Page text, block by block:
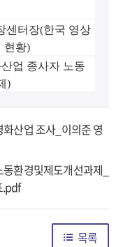
센터장(한국 영상
현황)
업 종사자 노동
)
산업 조사_이의준 영
환경및제도개선과제_
.pdf
목록